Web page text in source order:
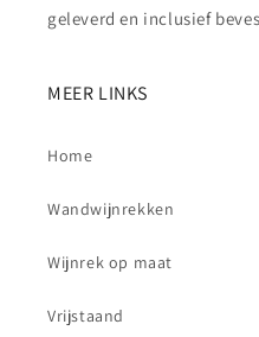
geleverd en inclusief
MEER LINKS
Home
Wandwijnrekken
Wijnrek op maat
Vrijstaand